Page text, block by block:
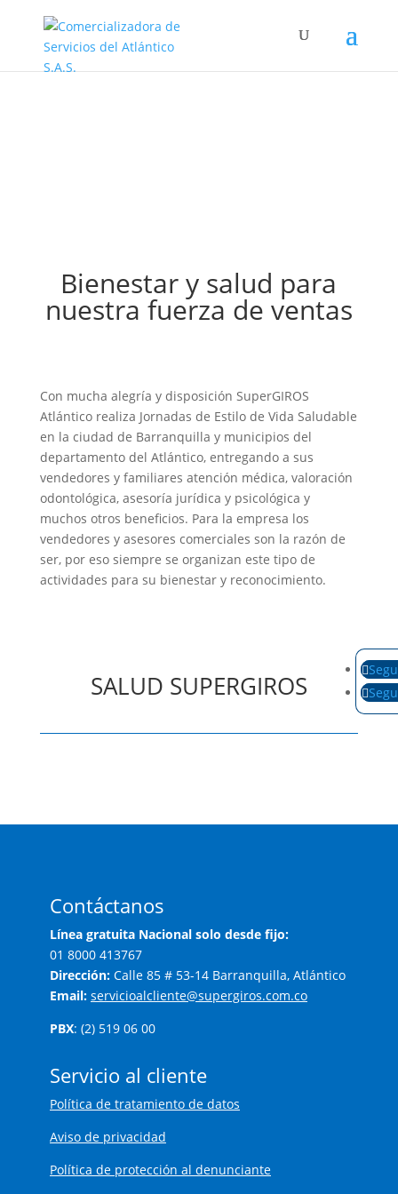
Responsabilidad
Bienestar y salud para
nuestra fuerza de ventas
Con mucha alegría y disposición SuperGIROS
Atlántico realiza Jornadas de Estilo de Vida Saludable
en la ciudad de Barranquilla y municipios del
departamento del Atlántico, entregando a sus
vendedores y familiares atención médica, valoración
odontológica, asesoría jurídica y psicológica y
muchos otros beneficios. Para la empresa los
vendedores y asesores comerciales son la razón de
ser, por eso siempre se organizan este tipo de
actividades para su bienestar y reconocimiento.
SALUD SUPERGIROS
Contáctanos
Línea gratuita Nacional solo desde fijo:
01 8000 413767
Dirección: Calle 85 # 53-14 Barranquilla, Atlántico
Email: servicioalcliente@supergiros.com.co
PBX: (2) 519 06 00
Servicio al cliente
Política de tratamiento de datos
Aviso de privacidad
Política de protección al denunciante